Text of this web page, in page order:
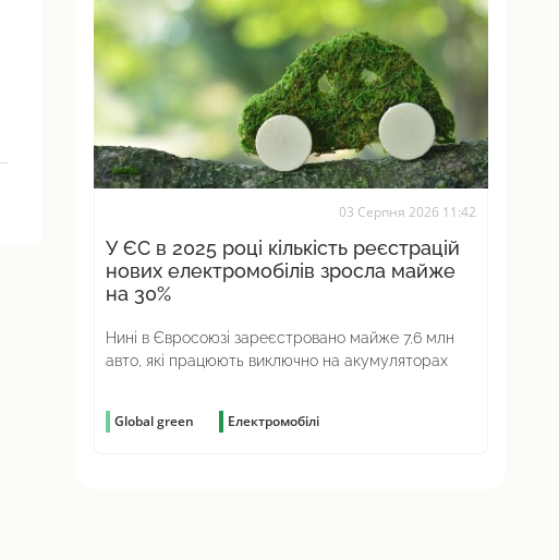
03 Серпня 2026 11:42
У ЄС в 2025 році кількість реєстрацій
нових електромобілів зросла майже
на 30%
Нині в Євросоюзі зареєстровано майже 7,6 млн
авто, які працюють виключно на акумуляторах
Global green Електромобілі